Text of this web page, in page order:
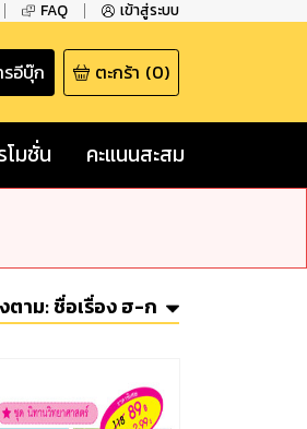
FAQ เข้าสู่ระบบ
อีบุ๊ก ตะกร้า (0)
โมชั่น คะแนนสะสม
ตาม:ชื่อเรื่อง ฮ-ก